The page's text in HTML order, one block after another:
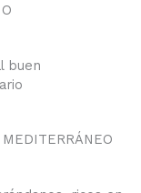
buen